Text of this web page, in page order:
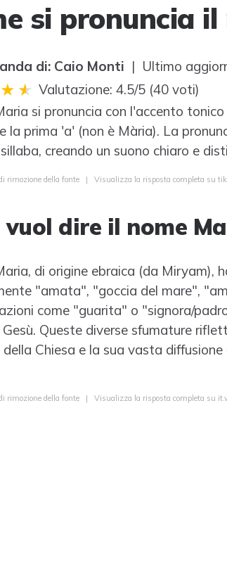
si pronuncia
di: Caio Monti | Ultimo
Valutazione: 4.5/5 (40 voti)
si pronuncia con l'accento
la prima 'a' (non è Mària). La
creando un suono chiaro e
rimozione della fonte | Visualizza la risposta completa su
vuol dire il nome
di origine ebraica (da Miryam),
"amata", "goccia del mare",
come "guarita" o "signora/
Queste diverse sfumature
della Chiesa e la sua vasta
rimozione della fonte | Visualizza la risposta completa su